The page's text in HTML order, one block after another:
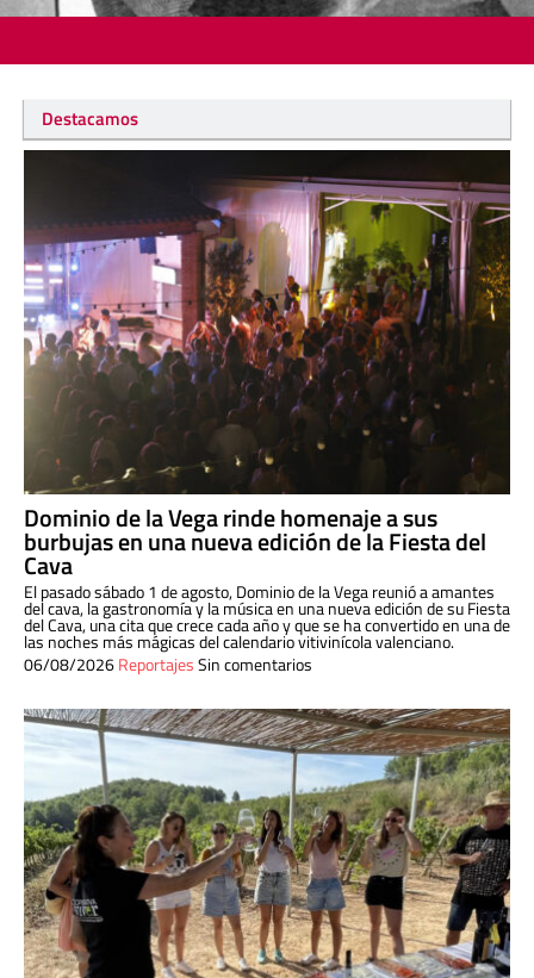
Destacamos
Dominio de la Vega rinde homenaje a sus
burbujas en una nueva edición de la Fiesta del
Cava
El pasado sábado 1 de agosto, Dominio de la Vega reunió a amantes
del cava, la gastronomía y la música en una nueva edición de su Fiesta
del Cava, una cita que crece cada año y que se ha convertido en una de
las noches más mágicas del calendario vitivinícola valenciano.
06/08/2026ReportajesSin comentarios